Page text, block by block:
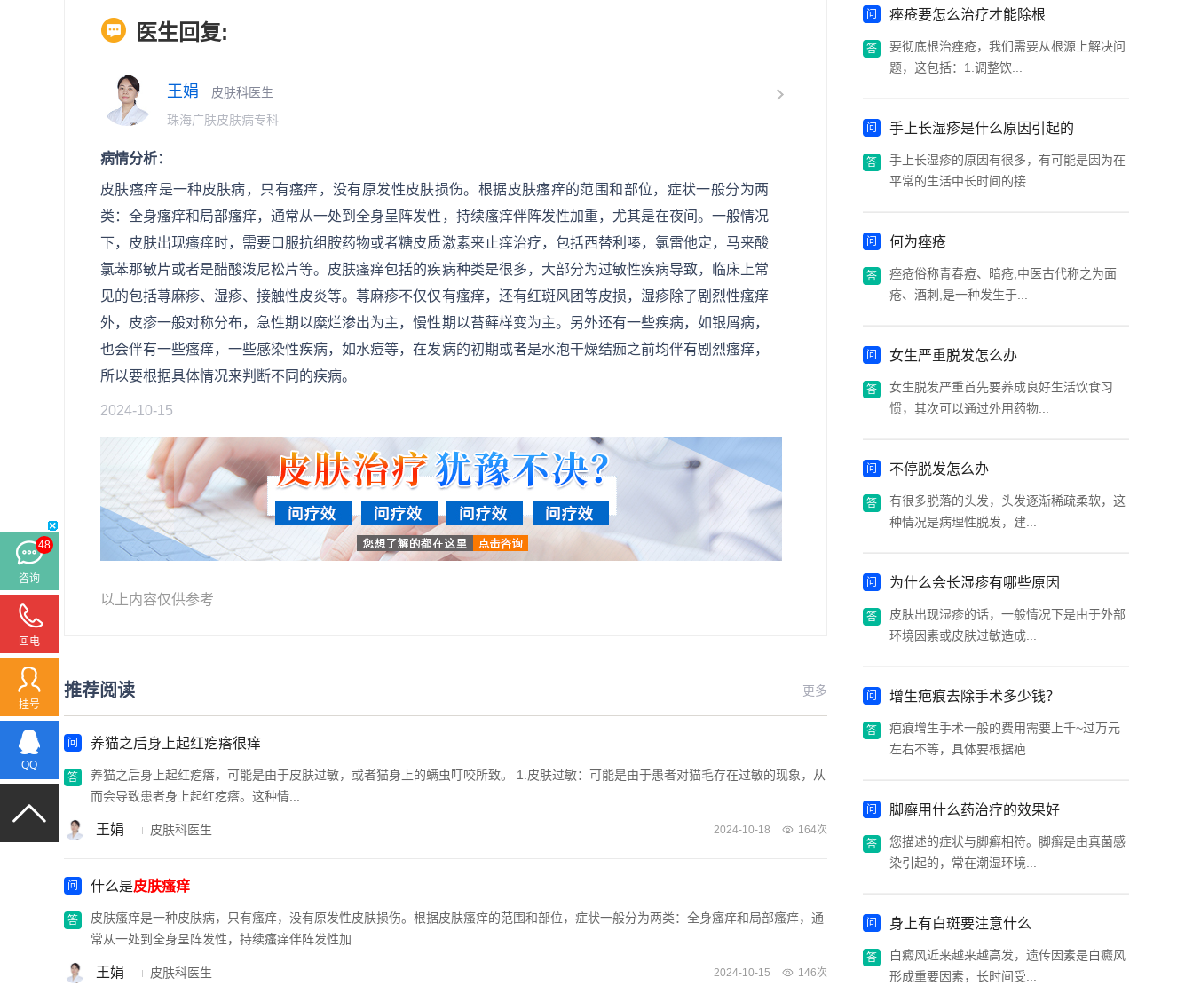
医生回复:
王娟
皮肤科医生
珠海广肤皮肤病专科
病情分析：
皮肤瘙痒是一种皮肤病，只有瘙痒，没有原发性皮肤损伤。根据皮肤瘙痒的范围和部位，症状一般分为两
类：全身瘙痒和局部瘙痒，通常从一处到全身呈阵发性，持续瘙痒伴阵发性加重，尤其是在夜间。一般情况
下，皮肤出现瘙痒时，需要口服抗组胺药物或者糖皮质激素来止痒治疗，包括西替利嗪，氯雷他定，马来酸
氯苯那敏片或者是醋酸泼尼松片等。皮肤瘙痒包括的疾病种类是很多，大部分为过敏性疾病导致，临床上常
见的包括荨麻疹、湿疹、接触性皮炎等。荨麻疹不仅仅有瘙痒，还有红斑风团等皮损，湿疹除了剧烈性瘙痒
外，皮疹一般对称分布，急性期以糜烂渗出为主，慢性期以苔藓样变为主。另外还有一些疾病，如银屑病，
也会伴有一些瘙痒，一些感染性疾病，如水痘等，在发病的初期或者是水泡干燥结痂之前均伴有剧烈瘙痒，
所以要根据具体情况来判断不同的疾病。
2024-10-15
以上内容仅供参考
推荐阅读 更多
养猫之后身上起红疙瘩很痒
养猫之后身上起红疙瘩，可能是由于皮肤过敏，或者猫身上的螨虫叮咬所致。 1.皮肤过敏：可能是由于患者对猫毛存在过敏的现象，从
而会导致患者身上起红疙瘩。这种情...
王娟 皮肤科医生 2024-10-18 164次
什么是皮肤瘙痒
皮肤瘙痒是一种皮肤病，只有瘙痒，没有原发性皮肤损伤。根据皮肤瘙痒的范围和部位，症状一般分为两类：全身瘙痒和局部瘙痒，通
常从一处到全身呈阵发性，持续瘙痒伴阵发性加...
王娟 皮肤科医生 2024-10-15 146次
痤疮要怎么治疗才能除根
要彻底根治痤疮，我们需要从根源上解决问
题，这包括：1.调整饮...
手上长湿疹是什么原因引起的
手上长湿疹的原因有很多，有可能是因为在
平常的生活中长时间的接...
何为痤疮
痤疮俗称青春痘、暗疮,中医古代称之为面
疮、酒刺,是一种发生于...
女生严重脱发怎么办
女生脱发严重首先要养成良好生活饮食习
惯，其次可以通过外用药物...
不停脱发怎么办
有很多脱落的头发，头发逐渐稀疏柔软，这
种情况是病理性脱发，建...
为什么会长湿疹有哪些原因
皮肤出现湿疹的话，一般情况下是由于外部
环境因素或皮肤过敏造成...
增生疤痕去除手术多少钱？
疤痕增生手术一般的费用需要上千~过万元
左右不等，具体要根据疤...
脚癣用什么药治疗的效果好
您描述的症状与脚癣相符。脚癣是由真菌感
染引起的，常在潮湿环境...
身上有白斑要注意什么
白癜风近来越来越高发，遗传因素是白癜风
形成重要因素，长时间受...
48
咨询
回电
挂号
QQ